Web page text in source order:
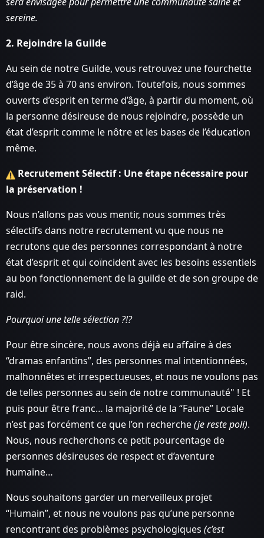
sereine.
2. Rejoindre la Guilde
Au sein de notre Guilde, vous retrouvez une fourchette
d’âge de 35 à 70 ans environ. Toutefois, nous sommes
ouverts d’esprit en terme d’âge, à partir du moment, où
la personne désireuse de nous rejoindre, possède un
état d’esprit comme le nôtre et les bases de l’éducation
même.
Recrutement Sélectif : Une étape nécessaire pour
la préservation !
Nous n’allons pas vous mentir, nous sommes très
sélectifs dans notre recrutement vu que nous ne
recrutons que des personnes correspondant à notre
état d’esprit et qui coïncident avec les besoins essentiels
au bon fonctionnement de la guilde et de son groupe de
raid.
Pourquoi une telle sélection ?!?
Pour être sincère, nous avons déjà eu affaire à des
“dramas enfantins”, des personnes mal intentionnées,
malhonnêtes et irrespectueuses, et nous ne voulons pas
de telles personnes au sein de notre communauté" ! Et
puis pour être franc… la majorité de la “Faune” Locale
n’est pas forcément ce que l’on recherche(je reste poli).
Nous, nous recherchons ce petit pourcentage de
personnes désireuses de respect et d’aventure
humaine…
Nous souhaitons garder un merveilleux projet
“Humain”, et nous ne voulons pas qu’une personne
rencontrant des problèmes psychologiques (c’est